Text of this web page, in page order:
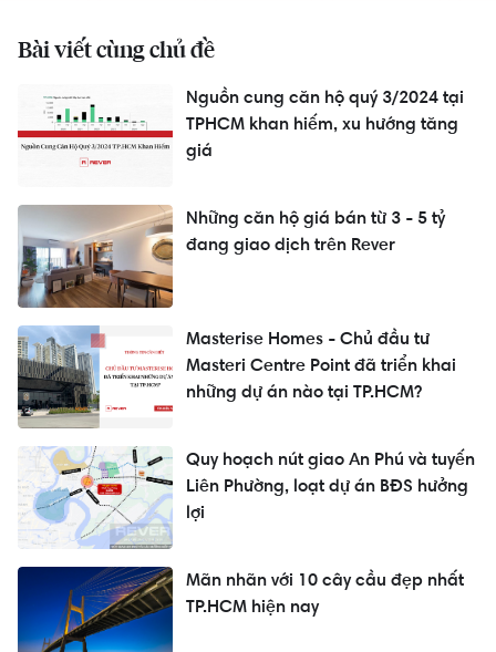
Bài viết cùng chủ đề
Nguồn cung căn hộ quý 3/2024 tại
TPHCM khan hiếm, xu hướng tăng
giá
Những căn hộ giá bán từ 3 - 5 tỷ
đang giao dịch trên Rever
Masterise Homes - Chủ đầu tư
Masteri Centre Point đã triển khai
những dự án nào tại TP.HCM?
Quy hoạch nút giao An Phú và tuyến
Liên Phường, loạt dự án BĐS hưởng
lợi
Mãn nhãn với 10 cây cầu đẹp nhất
TP.HCM hiện nay